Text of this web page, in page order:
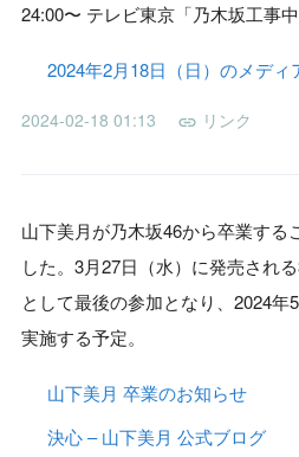
24:00〜 テレビ東京「乃木坂工事
2024年2月18日（日）のメディ
2024-02-18 01:13 リンク
山下美月が乃木坂46から卒業する
した。3月27日（水）に発売され
として最後の参加となり、2024
実施する予定。
山下美月 卒業のお知らせ
決心 – 山下美月 公式ブログ